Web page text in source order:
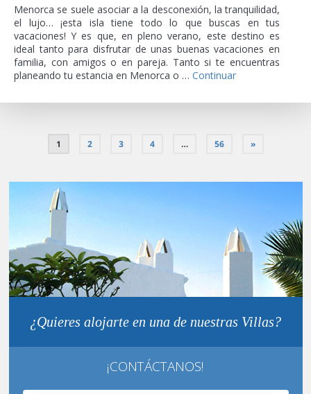
Menorca se suele asociar a la desconexión, la tranquilidad,
el lujo… ¡esta isla tiene todo lo que buscas en tus
vacaciones! Y es que, en pleno verano, este destino es
ideal tanto para disfrutar de unas buenas vacaciones en
familia, con amigos o en pareja. Tanto si te encuentras
planeando tu estancia en Menorca o … Continuar
1 2 3 4 … 56 »
¿Quieres alojarte en una de nuestras Villas?
¡CONTÁCTANOS!